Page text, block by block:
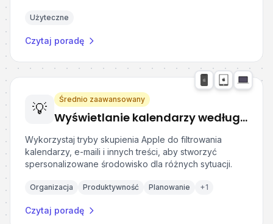
Użyteczne
Czytaj poradę
💡
Średnio zaawansowany
Wyświetlanie kalendarzy według trybu skupienia w urządzeniach Apple
Wykorzystaj tryby skupienia Apple do filtrowania
kalendarzy, e-maili i innych treści, aby stworzyć
spersonalizowane środowisko dla różnych sytuacji.
Organizacja Produktywność Planowanie +1
Czytaj poradę